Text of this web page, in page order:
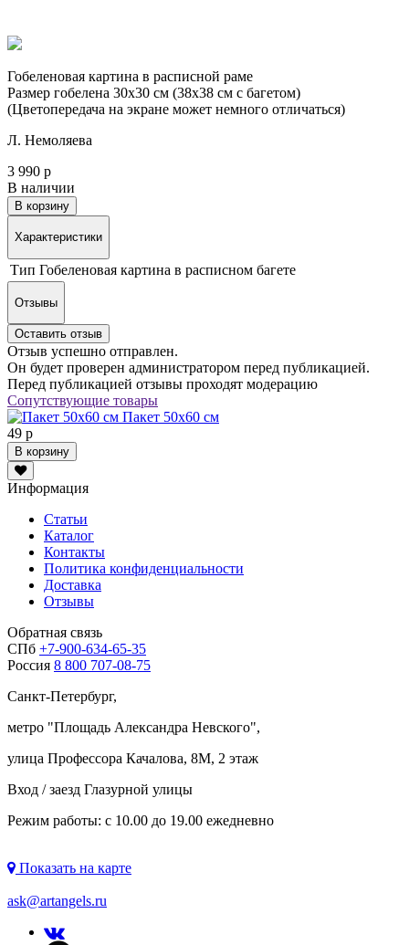
Гобеленовая картина в расписной раме
Размер гобелена 30х30 см (38х38 см с багетом)
(Цветопередача на экране может немного отличаться)
Л. Немоляева
3 990 р
В наличии
В корзину
Характеристики
Тип Гобеленовая картина в расписном багете
Отзывы
Оставить отзыв
Отзыв успешно отправлен.
Он будет проверен администратором перед публикацией.
Перед публикацией отзывы проходят модерацию
Сопутствующие товары
Пакет 50х60 см
49 р
В корзину
Информация
Статьи
Каталог
Контакты
Политика конфиденциальности
Доставка
Отзывы
Обратная связь
СПб +7-900-634-65-35
Россия 8 800 707-08-75
Санкт-Петербург,
метро "Площадь Александра Невского",
улица Профессора Качалова, 8М, 2 этаж
Вход / заезд Глазурной улицы
Режим работы: с 10.00 до 19.00 ежедневно
Показать на карте
ask@artangels.ru